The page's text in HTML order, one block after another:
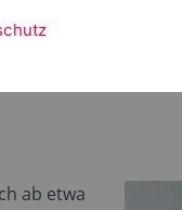
ab etwa